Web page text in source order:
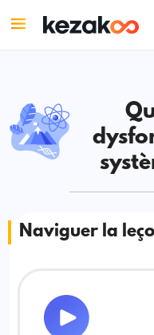
Naviguer la